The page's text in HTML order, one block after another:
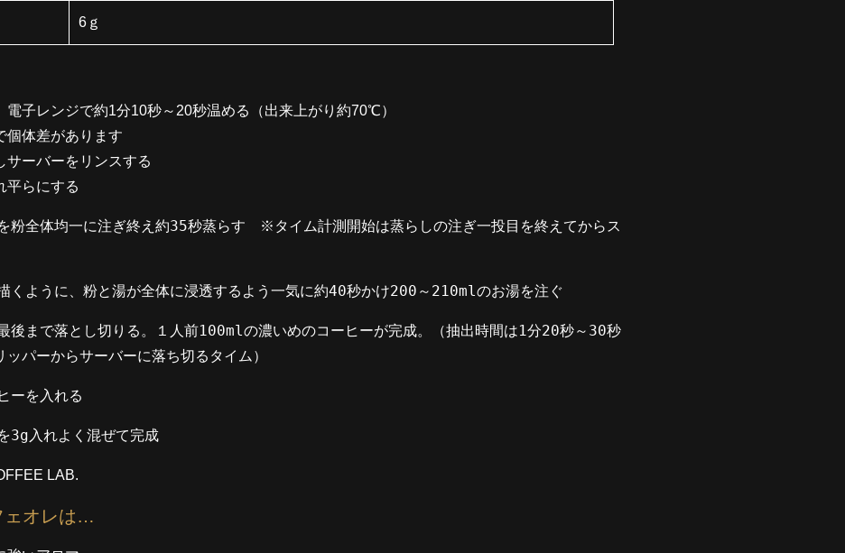
6ｇ
電子レンジで約1分10秒～20秒温める（出来上がり約70℃）
体差があります
サーバーをリンスする
平らにする
全体均一に注ぎ終え約35秒蒸らす ※タイム計測開始は蒸らしの注ぎ一投目を終えてからス
くように、粉と湯が全体に浸透するよう一気に約40秒かけ200～210mlのお湯を注ぐ
後まで落とし切りる。１人前100mlの濃いめのコーヒーが完成。（抽出時間は1分20秒～30秒
パーからサーバーに落ち切るタイム）
ーを入れる
3g入れよく混ぜて完成
ェオレは…